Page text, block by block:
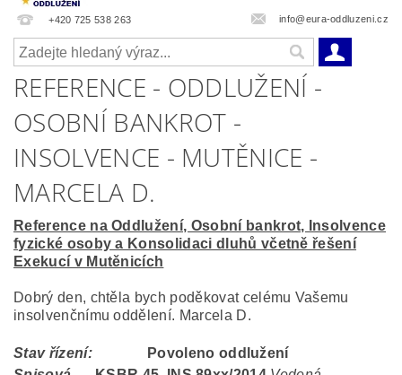
+420 725 538 263 info@eura-oddluzeni.cz
REFERENCE - ODDLUŽENÍ -
OSOBNÍ BANKROT -
INSOLVENCE - MUTĚNICE -
MARCELA D.
Reference na Oddlužení, Osobní bankrot, Insolvence
fyzické osoby a Konsolidaci dluhů včetně řešení
Exekucí v Mutěnicích
Dobrý den, chtěla bych poděkovat celému Vašemu
insolvenčnímu oddělení. Marcela D.
Stav řízení:
Povoleno oddlužení